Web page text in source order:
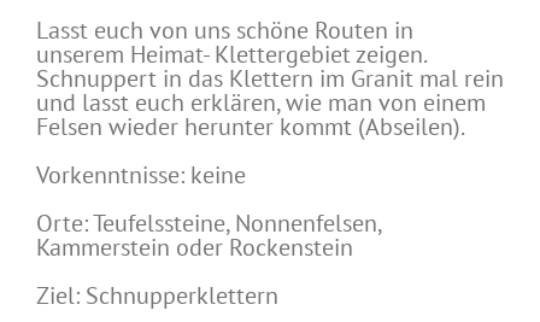
Lasst euch von uns schöne Routen in
unserem Heimat- Klettergebiet zeigen.
Schnuppert in das Klettern im Granit mal rein
und lasst euch erklären, wie man von einem
Felsen wieder herunter kommt (Abseilen).
Vorkenntnisse: keine
Orte: Teufelssteine, Nonnenfelsen,
Kammerstein oder Rockenstein
Ziel: Schnupperklettern